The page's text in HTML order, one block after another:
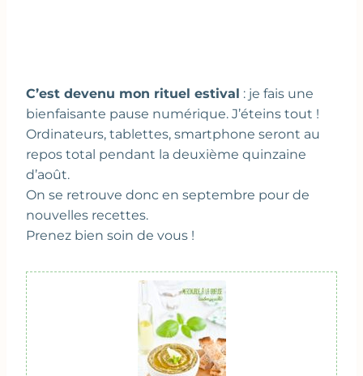
C’est devenu mon rituel estival : je fais une
bienfaisante pause numérique. J’éteins tout !
Ordinateurs, tablettes, smartphone seront au
repos total pendant la deuxième quinzaine
d’août.
On se retrouve donc en septembre pour de
nouvelles recettes.
Prenez bien soin de vous !